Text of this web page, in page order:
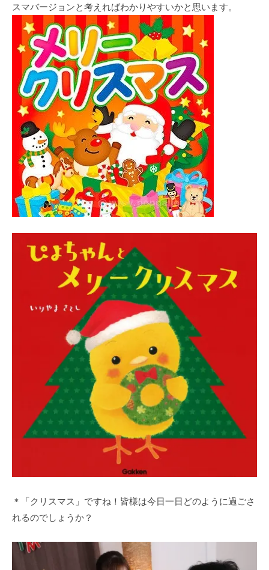
スマバージョンと考えればわかりやすいかと思います。
＊「クリスマス」ですね！皆様は今日一日どのように過ごさ
れるのでしょうか？